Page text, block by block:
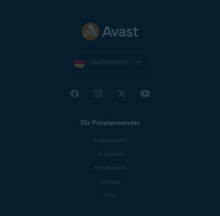
Deutschland
Für Privatanwender
Kundendienst
Sicherheit
Privatsphäre
Leistung
Blog